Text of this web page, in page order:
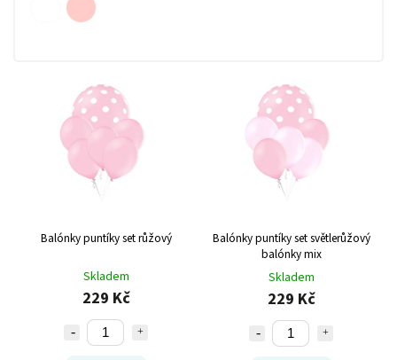
Nejprodávanější
Balónky puntíky set růžový
Skladem
229 Kč
Balónky puntíky set světlerůžový
balónky mix
Skladem
229 Kč